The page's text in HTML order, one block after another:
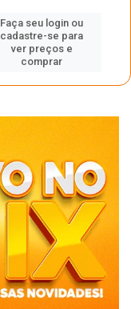
Faça seu login ou
cadastre-se para
ver preços e
comprar